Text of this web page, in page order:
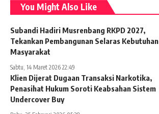
You Might Also Like
Subandi Hadiri Musrenbang RKPD 2027,
Tekankan Pembangunan Selaras Kebutuhan
Masyarakat
Sabtu, 14 Maret 2026 22:49
Klien Dijerat Dugaan Transaksi Narkotika,
Penasihat Hukum Soroti Keabsahan Sistem
Undercover Buy